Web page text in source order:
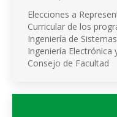
Elecciones a
Curricular de los
Ingeniería de
Ingeniería
Consejo de Facultad